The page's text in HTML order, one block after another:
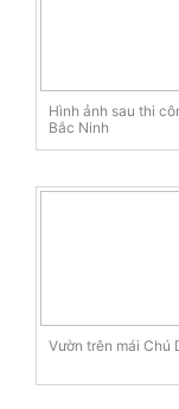
Hình ảnh sau thi
Bắc Ninh
Vườn trên mái Chú